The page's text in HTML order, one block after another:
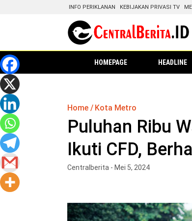
INFO PERIKLANAN KEBIJAKAN PRIVASI TV
HOMEPAGE HEADLINE
Home Kota Metro
Puluhan Ribu
Ikuti CFD,
Centralberita - Mei 5, 2024